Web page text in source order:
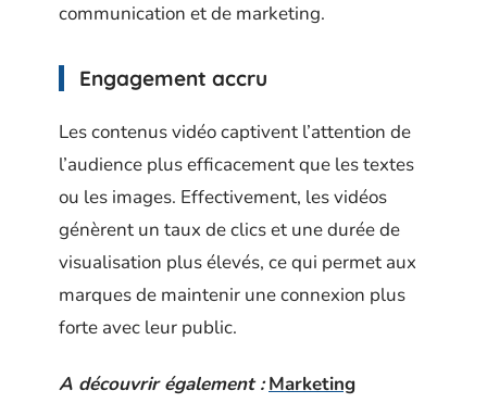
communication et de marketing.
Engagement accru
Les contenus vidéo captivent l’attention de
l’audience plus efficacement que les textes
ou les images. Effectivement, les vidéos
génèrent un taux de clics et une durée de
visualisation plus élevés, ce qui permet aux
marques de maintenir une connexion plus
forte avec leur public.
A découvrir également : Marketing